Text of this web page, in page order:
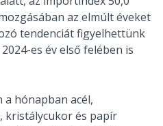
az elmúlt éveket
tendenciát figyelhettünk
es év első felében is
a hónapban acél,
kristálycukor és papír